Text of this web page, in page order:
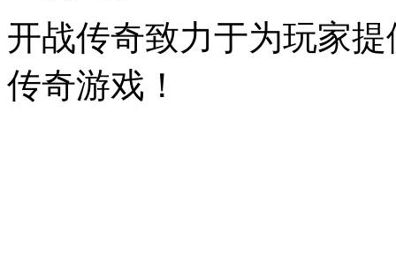
开战传奇致力于为玩家
传奇游戏！